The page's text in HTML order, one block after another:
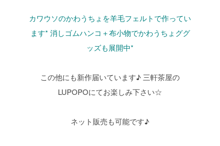
カワウソのかわうちょを羊毛フェルトで作ってい
ます* 消しゴムハンコ＋布小物でかわうちょググ
ッズも展開中*
この他にも新作届いています♪ 三軒茶屋の
LUPOPOにてお楽しみ下さい☆
ネット販売も可能です♪